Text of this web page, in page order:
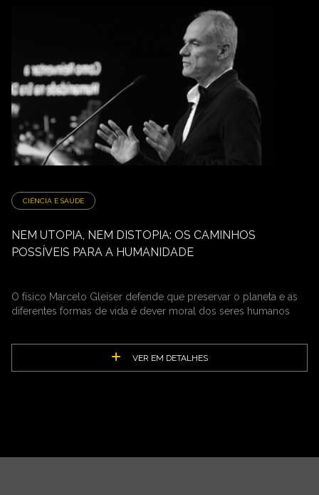
CIÊNCIA E SAÚDE
NEM UTOPIA, NEM DISTOPIA: OS CAMINHOS
POSSÍVEIS PARA A HUMANIDADE
O físico Marcelo Gleiser defende que preservar o planeta e as
diferentes formas de vida é dever moral dos seres humanos
VER EM DETALHES